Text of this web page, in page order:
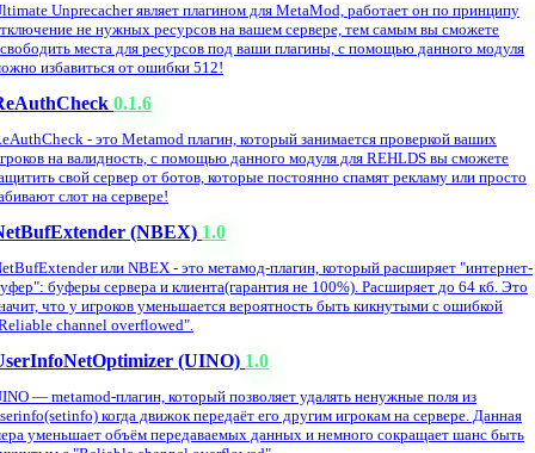
Unprecacher являет плагином для MetaMod, работает он по принципу
не нужных ресурсов на вашем сервере, тем самым вы сможете
места для ресурсов под ваши плагины, с помощью данного модуля
избавиться от ошибки 512!
0.1.6
- это Metamod плагин, который занимается проверкой ваших
на валидность, с помощью данного модуля для REHLDS вы сможете
свой сервер от ботов, которые постоянно спамят рекламу или просто
слот на сервере!
(NBEX) 1.0
или NBEX - это метамод-плагин, который расширяет "интернет-
буферы сервера и клиента(гарантия не 100%). Расширяет до 64 кб. Это
что у игроков уменьшается вероятность быть кикнутыми с ошибкой
channel overflowed".
(UINO) 1.0
— metamod-плагин, который позволяет удалять ненужные поля из
когда движок передаёт его другим игрокам на сервере. Данная
уменьшает объём передаваемых данных и немного сокращает шанс быть